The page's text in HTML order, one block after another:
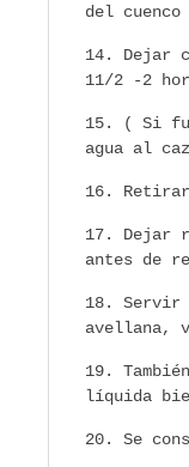
del
Dejar
11/2 -2
( Si
agua al
Dejar
antes de
Servir
avellana,
líquida
Se